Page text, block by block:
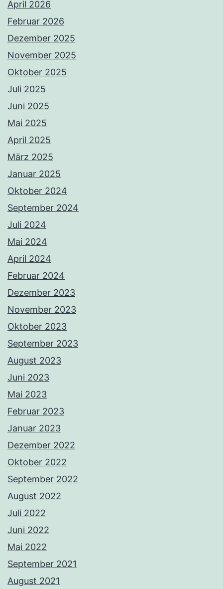
April 2026
Februar 2026
Dezember 2025
November 2025
Oktober 2025
Juli 2025
Juni 2025
Mai 2025
April 2025
März 2025
Januar 2025
Oktober 2024
September 2024
Juli 2024
Mai 2024
April 2024
Februar 2024
Dezember 2023
November 2023
Oktober 2023
September 2023
August 2023
Juni 2023
Mai 2023
Februar 2023
Januar 2023
Dezember 2022
Oktober 2022
September 2022
August 2022
Juli 2022
Juni 2022
Mai 2022
September 2021
August 2021